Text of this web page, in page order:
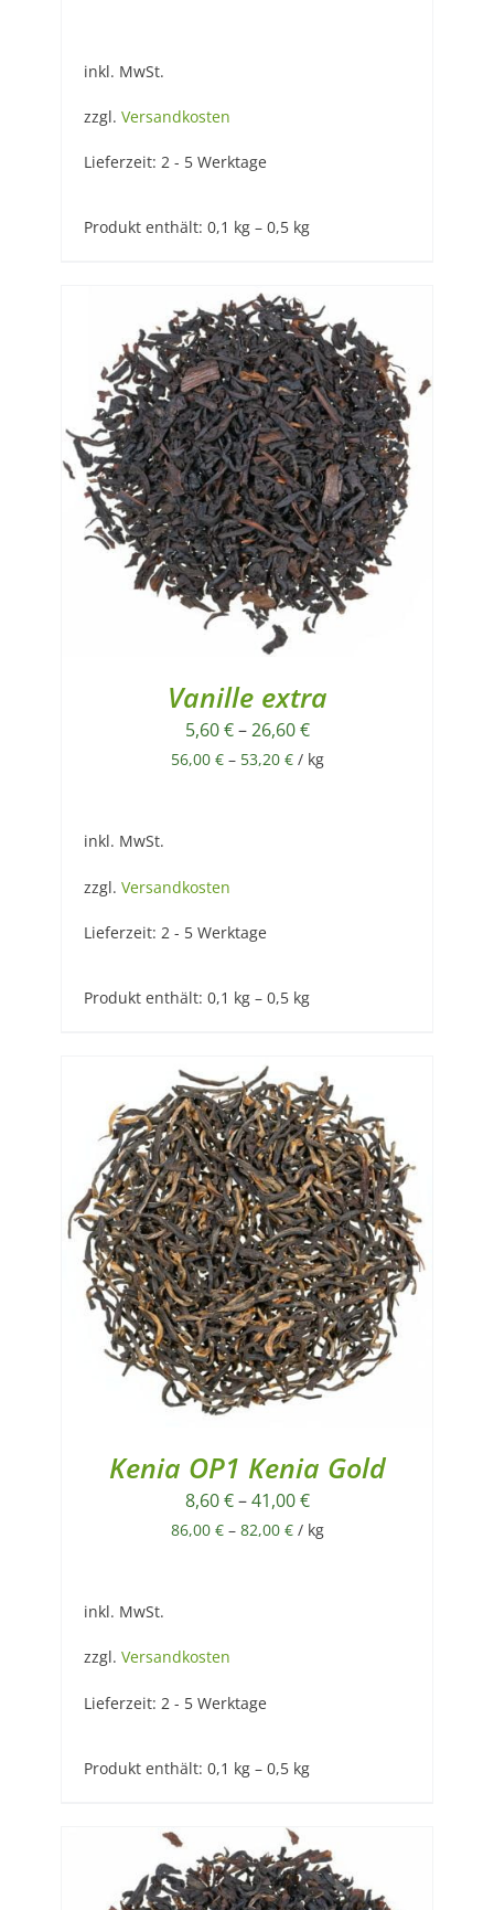
inkl. MwSt.
zzgl. Versandkosten
Lieferzeit: 2 - 5 Werktage
Produkt enthält: 0,1 kg – 0,5 kg
Vanille extra
5,60€–26,60€
56,00 €– 53,20 €/ kg
inkl. MwSt.
zzgl. Versandkosten
Lieferzeit: 2 - 5 Werktage
Produkt enthält: 0,1 kg – 0,5 kg
Kenia OP1 Kenia Gold
8,60€–41,00€
86,00 €– 82,00 €/ kg
inkl. MwSt.
zzgl. Versandkosten
Lieferzeit: 2 - 5 Werktage
Produkt enthält: 0,1 kg – 0,5 kg